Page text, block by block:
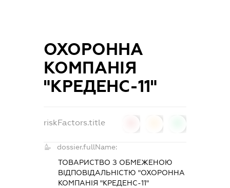
ОХОРОННА
КОМПАНІЯ
"КРЕДЕНС-11"
riskFactors.title
dossier.fullName:
ТОВАРИСТВО З ОБМЕЖЕНОЮ
ВІДПОВІДАЛЬНІСТЮ "ОХОРОННА
КОМПАНІЯ "КРЕДЕНС-11"